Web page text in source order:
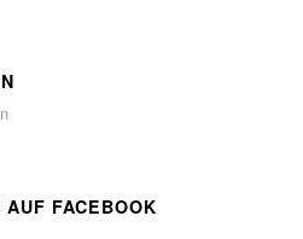
FACEBOOK